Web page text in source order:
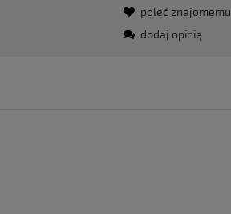
poleć znajomemu
dodaj opinię